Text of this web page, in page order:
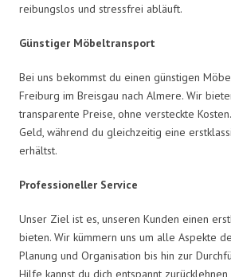
reibungslos und stressfrei abläuft.
Günstiger Möbeltransport
Bei uns bekommst du einen günstigen
Freiburg im Breisgau nach Almere. Wir
transparente Preise, ohne versteckte
Geld, während du gleichzeitig eine
erhältst.
Professioneller Service
Unser Ziel ist es, unseren Kunden einen
bieten. Wir kümmern uns um alle Aspekte
Planung und Organisation bis hin zur
Hilfe kannst du dich entspannt